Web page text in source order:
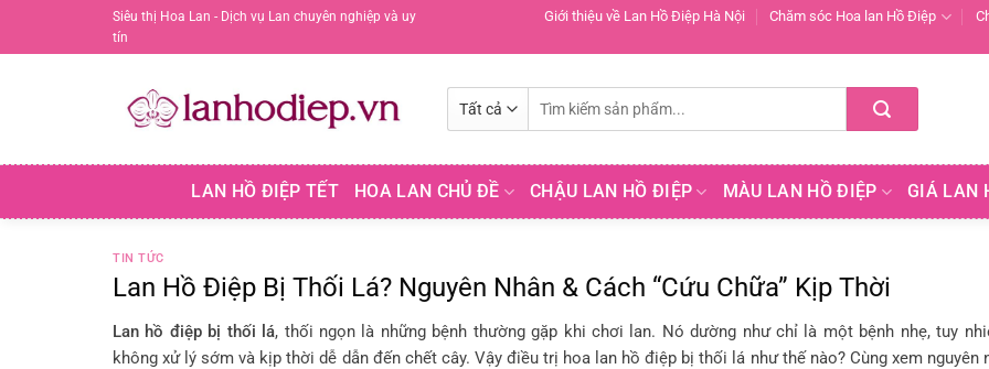
Siêu thị Hoa Lan - Dịch vụ Lan chuyên nghiệp và uy
tín
Giới thiệu về Lan Hồ Điệp Hà Nội Chăm sóc Hoa lan Hồ Điệp
kiếm:
LAN HỒ ĐIỆP TẾT HOA LAN CHỦ ĐỀ CHẬU LAN HỒ ĐIỆP MÀU LAN HỒ ĐIỆP GIÁ LAN
TIN TỨC
Lan Hồ Điệp Bị Thối Lá? Nguyên Nhân & Cách “Cứu Chữa” Kịp Thời
Lan hồ điệp bị thối lá, thối ngọn là những bệnh thường gặp khi chơi lan. Nó dường như chỉ là một bệnh nhẹ, tuy
không xử lý sớm và kịp thời dễ dẫn đến chết cây. Vậy điều trị hoa lan hồ điệp bị thối lá như thế nào? Cùng xem nguyên